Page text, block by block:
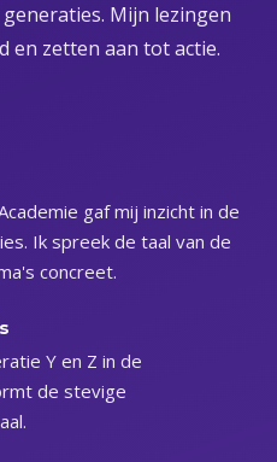
Mijn lezingen
en zetten aan tot actie.
gaf mij inzicht in de
Ik spreek de taal van de
concreet.
Y en Z in de
de stevige